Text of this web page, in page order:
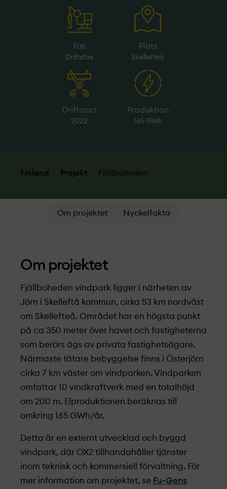
Fas
Driftsfas
Plats
Skellefteå
Driftstart
2022
Produktion
165 GWh
Finland Projekt­ Fjällboheden
Om projektet Nyckelfakta
Om projekt­et
Fjällboheden vindpark ligger i närheten av
Jörn i Skelleftå kommun, cirka 53 km nordväst
om Skellefteå. Området har en högsta punkt
på ca 350 meter över havet och fastigheterna
som berörs ägs av privata fastighetsägare.
Närmaste tätare bebyggelse finns i Österjörn
cirka 7 km väster om vindparken. Vindparken
omfattar 10 vindkraftverk med en totalhöjd
om 200 m. Elproduktionen beräknas till
omkring 165 GWh/år.
Detta är en externt utvecklad och byggd
vindpark, där OX2 tillhandahåller tjänster
inom teknisk och kommersiell förvaltning. För
mer information om projekt­et, se Fu-Gens